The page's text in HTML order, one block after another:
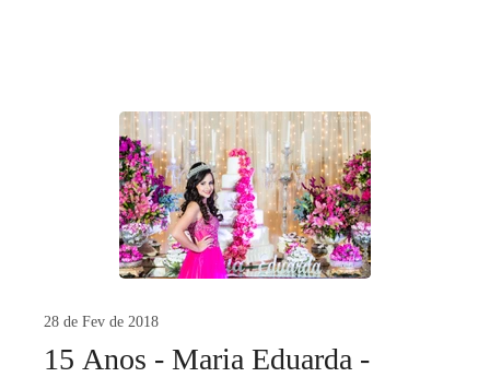
28 de Fev de 2018
15 Anos - Maria Eduarda -